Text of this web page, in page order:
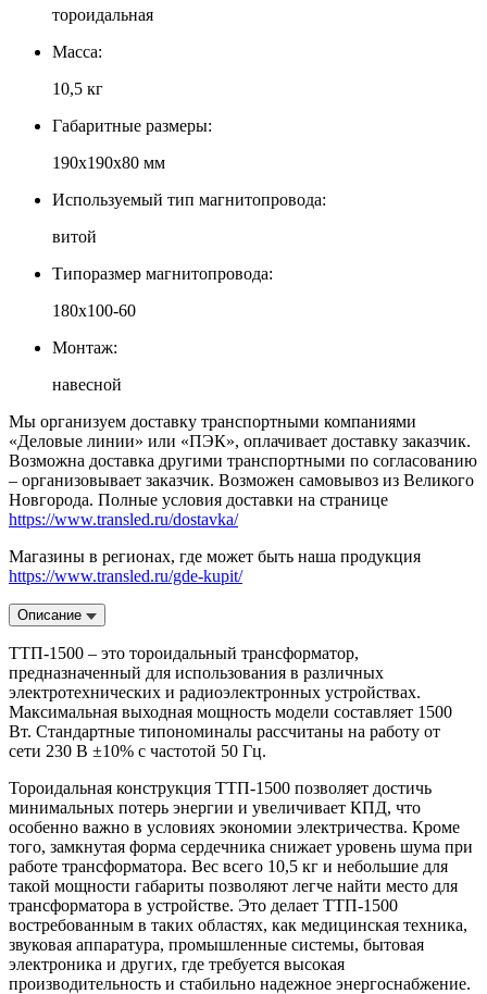
тороидальная
Масса:
10,5 кг
Габаритные размеры:
190х190х80 мм
Используемый тип магнитопровода:
витой
Типоразмер магнитопровода:
180х100-60
Монтаж:
навесной
Мы организуем доставку транспортными компаниями
«Деловые линии» или «ПЭК», оплачивает доставку заказчик.
Возможна доставка другими транспортными по согласованию
– организовывает заказчик. Возможен самовывоз из Великого
Новгорода. Полные условия доставки на странице
https://www.transled.ru/dostavka/
Магазины в регионах, где может быть наша продукция
https://www.transled.ru/gde-kupit/
Описание
ТТП-1500 – это тороидальный трансформатор,
предназначенный для использования в различных
электротехнических и радиоэлектронных устройствах.
Максимальная выходная мощность модели составляет 1500
Вт. Стандартные типономиналы рассчитаны на работу от
сети 230 В ±10% с частотой 50 Гц.
Тороидальная конструкция ТТП-1500 позволяет достичь
минимальных потерь энергии и увеличивает КПД, что
особенно важно в условиях экономии электричества. Кроме
того, замкнутая форма сердечника снижает уровень шума при
работе трансформатора. Вес всего 10,5 кг и небольшие для
такой мощности габариты позволяют легче найти место для
трансформатора в устройстве. Это делает ТТП-1500
востребованным в таких областях, как медицинская техника,
звуковая аппаратура, промышленные системы, бытовая
электроника и других, где требуется высокая
производительность и стабильно надежное энергоснабжение.